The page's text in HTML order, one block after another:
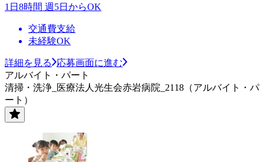
1日8時間 週5日からOK
交通費支給
未経験OK
詳細を見る
応募画面に進む
アルバイト・パート
清掃・洗浄_医療法人光生会赤岩病院_2118（アルバイト・パ
ート）